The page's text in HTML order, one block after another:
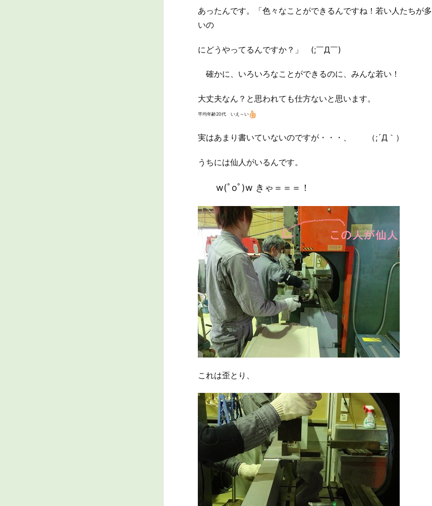
あったんです。「色々なことができるんですね！若い人たちが多
いの
にどうやってるんですか？」 (;￣Д￣)
確かに、いろいろなことができるのに、みんな若い！
大丈夫なん？と思われても仕方ないと思います。
平均年齢20代 いえ～い
実はあまり書いていないのですが・・・、 （;´Д｀）
うちには仙人がいるんです。
w(ﾟoﾟ)w きゃ＝＝＝！
これは歪とり、